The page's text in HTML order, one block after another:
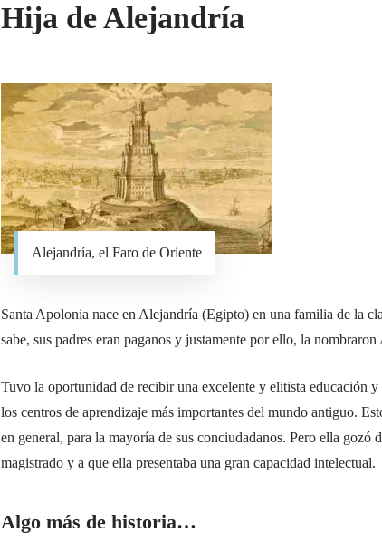
Hija de Alejandría
Alejandría, el Faro de Oriente
Santa Apolonia nace en Alejandría (Egipto) en una familia de la
sabe, sus padres eran paganos y justamente por ello, la
Tuvo la oportunidad de recibir una excelente y elitista educación
los centros de aprendizaje más importantes del mundo antiguo.
en general, para la mayoría de sus conciudadanos. Pero ella
magistrado y a que ella presentaba una gran capacidad intelectual.
Algo más de historia…